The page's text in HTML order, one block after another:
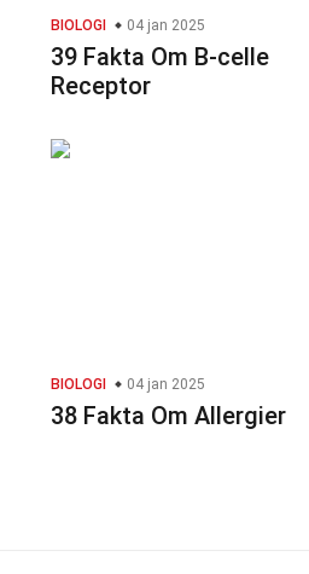
BIOLOGI 04 jan 2025
39 Fakta Om B-celle
Receptor
BIOLOGI 04 jan 2025
38 Fakta Om Allergier